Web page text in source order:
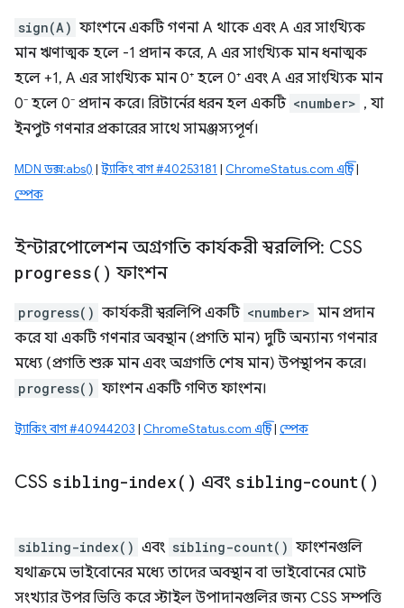
sign(A) ফাংশনে একটি গণনা A থাকে এবং A এর সাংখ্যিক
মান ঋণাত্মক হলে -1 প্রদান করে, A এর সাংখ্যিক মান ধনাত্মক
হলে +1, A এর সাংখ্যিক মান 0⁺ হলে 0⁺ এবং A এর সাংখ্যিক মান
0⁻ হলে 0⁻ প্রদান করে। রিটার্নের ধরন হল একটি <number> , যা
ইনপুট গণনার প্রকারের সাথে সামঞ্জস্যপূর্ণ।
MDN ডক্স:abs() | ট্র্যাকিং বাগ #40253181 | ChromeStatus.com এন্ট্রি|
স্পেক
ইন্টারপোলেশন অগ্রগতি কার্যকরী স্বরলিপি: CSS
progress( ) ফাংশন
progress() কার্যকরী স্বরলিপি একটি <number> মান প্রদান
করে যা একটি গণনার অবস্থান (প্রগতি মান) দুটি অন্যান্য গণনার
মধ্যে (প্রগতি শুরু মান এবং অগ্রগতি শেষ মান) উপস্থাপন করে।
progress() ফাংশন একটি গণিত ফাংশন।
ট্র্যাকিং বাগ #40944203 | ChromeStatus.com এন্ট্রি| স্পেক
CSS sibling-index( ) এবং sibling-count( )
sibling-index() এবং sibling-count() ফাংশনগুলি
যথাক্রমে ভাইবোনের মধ্যে তাদের অবস্থান বা ভাইবোনের মোট
সংখ্যার উপর ভিত্তি করে স্টাইল উপাদানগুলির জন্য CSS সম্পত্তি